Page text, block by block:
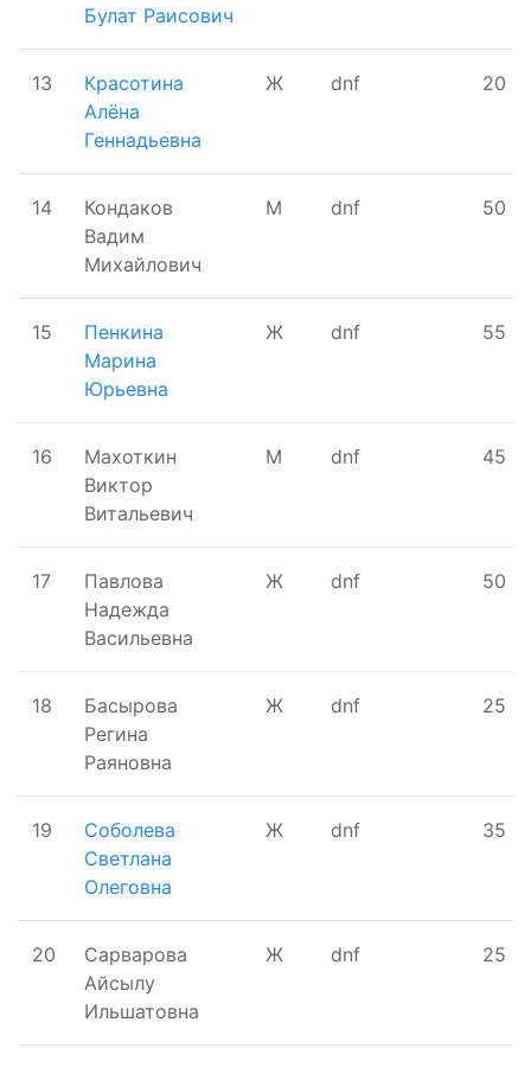
Булат Раисович
13
Красотина
Алёна
Геннадьевна
Ж dnf 20
14
Кондаков
Вадим
Михайлович
М dnf 50
15
Пенкина
Марина
Юрьевна
Ж dnf 55
16
Махоткин
Виктор
Витальевич
М dnf 45
17
Павлова
Надежда
Васильевна
Ж dnf 50
18
Басырова
Регина
Раяновна
Ж dnf 25
19
Соболева
Светлана
Олеговна
Ж dnf 35
20
Сарварова
Айсылу
Ильшатовна
Ж dnf 25